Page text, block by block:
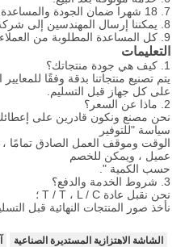
7. 18 شهرا ضمان الجودة والمساعدة التقنية مدى الحياة.
8. يمكننا إرسال المهندسين إلى شركة العملاء للمساعدة.
9. كل المساعدة المطلوبة من العملاء.
التعليمات
1. كيف هي جودة منتجاتك؟
يتم تصنيع منتجاتنا بدقة وفقًا للمعايير
على كل جهاز قبل التسليم.
2. ماذا عن السعر؟
نحن مصنع ونكون قادرين على
سياسة "للتوفير
الوقت وموقف العمل الصادق تمامًا
عميل ، ويمكن للخصم
حسب الكمية ".
3. شروط الخدمة والدفع؟
نحن نقبل عادة T / T ، L / C ؛
نأخذ صور المنتجات النهائية قبل
الشاشة الاهتزازية المستديرة الصناعية